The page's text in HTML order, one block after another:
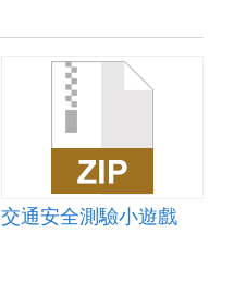
交通安全測驗小遊戲